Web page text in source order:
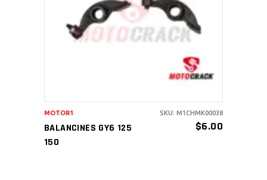
AÑADIR AL CARRITO
BALANCINES GY6 125
150
$6.00
MOTOR1 SKU: M1CHMK00038